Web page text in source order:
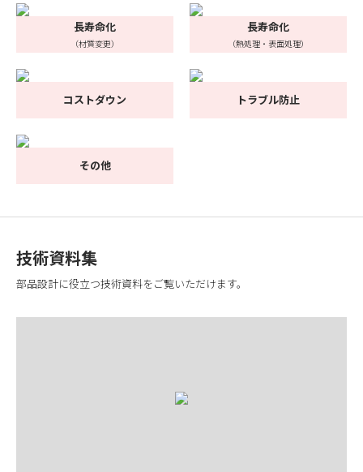
長寿命化
（材質変更）
長寿命化
（熱処理・表面処理）
コストダウン トラブル防止
その他
技術資料集
部品設計に役立つ技術資料をご覧いただけます。